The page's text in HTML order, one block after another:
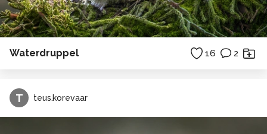
Waterdruppel 16 2
T teus.korevaar